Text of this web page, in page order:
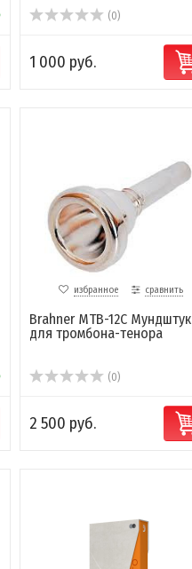
(0)
1 000 руб.
избранное сравнить
Brahner MTB-12C Мундштук
для тромбона-тенора
(0)
2 500 руб.